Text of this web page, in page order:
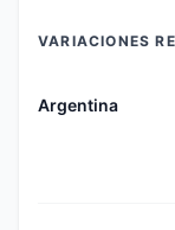
VARIACIONES
Argentina